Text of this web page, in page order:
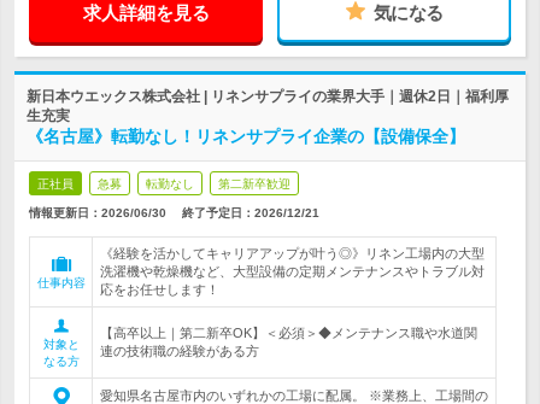
求人詳細を見る 気になる
新日本ウエックス株式会社 | リネンサプライの業界大手｜週休2日｜福利厚
生充実
《名古屋》転勤なし！リネンサプライ企業の【設備保全】
正社員 急募 転勤なし 第二新卒歓迎
情報更新日：2026/06/30 終了予定日： 2026/12/21
仕事内容
《経験を活かしてキャリアアップが叶う◎》リネン工場内の大型
洗濯機や乾燥機など、大型設備の定期メンテナンスやトラブル対
応をお任せします！
対象と
なる方
【高卒以上｜第二新卒OK】＜必須＞◆メンテナンス職や水道関
連の技術職の経験がある方
愛知県名古屋市内のいずれかの工場に配属。 ※業務上、工場間の